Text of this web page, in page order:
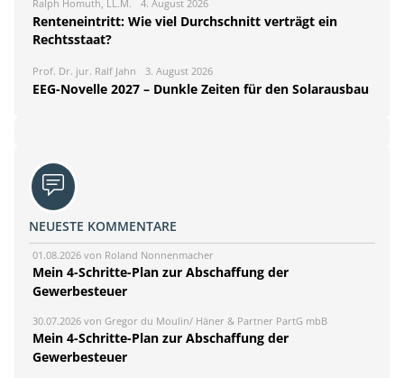
Ralph Homuth, LL.M. 4. August 2026
Renteneintritt: Wie viel Durchschnitt verträgt ein
Rechtsstaat?
Prof. Dr. jur. Ralf Jahn 3. August 2026
EEG-Novelle 2027 – Dunkle Zeiten für den Solarausbau
NEUESTE KOMMENTARE
01.08.2026 von Roland Nonnenmacher
Mein 4-Schritte-Plan zur Abschaffung der
Gewerbesteuer
30.07.2026 von Gregor du Moulin/ Häner & Partner PartG mbB
Mein 4-Schritte-Plan zur Abschaffung der
Gewerbesteuer